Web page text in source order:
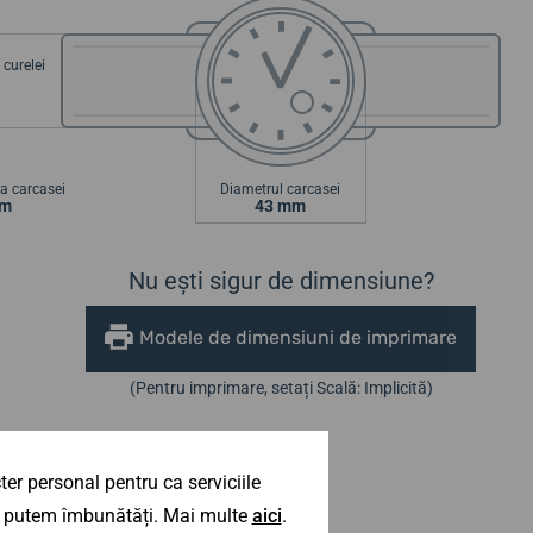
curelei
carcasei Diametrul carcasei
43 mm
Nu ești sigur de dimensiune?
Modele de dimensiuni de imprimare
(Pentru imprimare, setați Scală: Implicită)
personal pentru ca serviciile
îmbunătăți. Mai multe aici.